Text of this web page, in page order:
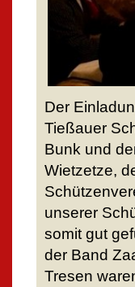
Der
Tießauer
Bunk und
Wietzetze,
unserer
somit gut
der Band
Tresen